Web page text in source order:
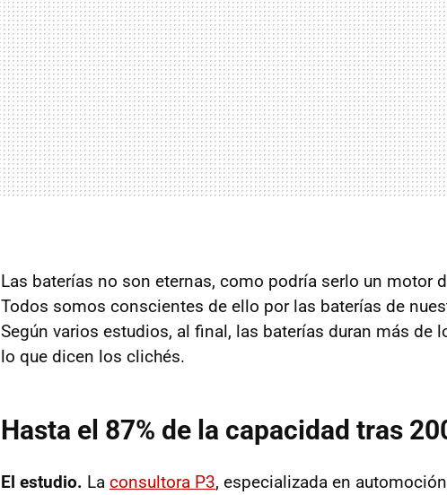
Las baterías no son eternas, como podría serlo un motor
Todos somos conscientes de ello por las baterías de
Según varios estudios, al final, las baterías duran más de
lo que dicen los clichés.
Hasta el 87% de la capacidad tras
El estudio. La consultora P3, especializada en